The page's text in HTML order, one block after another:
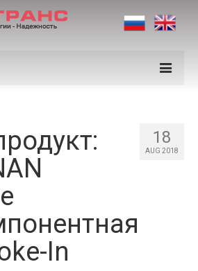
18
AUG 2018
In